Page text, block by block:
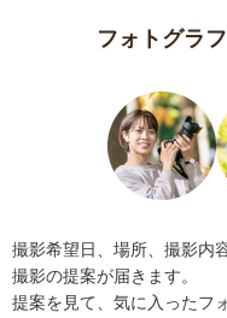
フォトグラ
撮影希望日、場所、撮影内
撮影の提案が届きます。
提案を見て、気に入ったフ